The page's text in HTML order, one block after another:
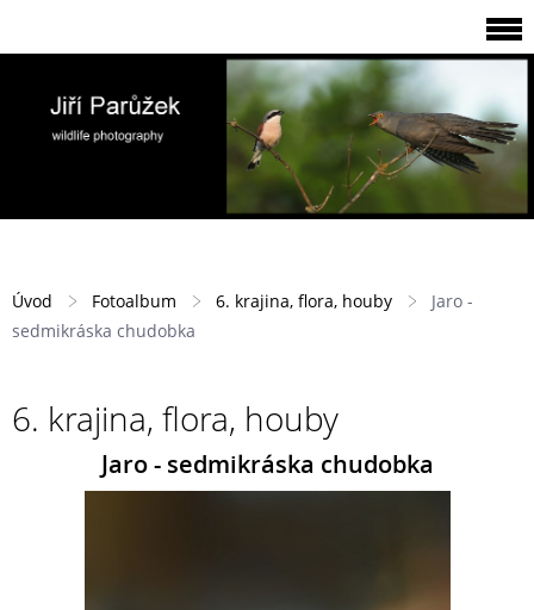
Úvod Fotoalbum 6. krajina, flora, houby
Jaro -
sedmikráska chudobka
6. krajina, flora, houby
Jaro - sedmikráska chudobka